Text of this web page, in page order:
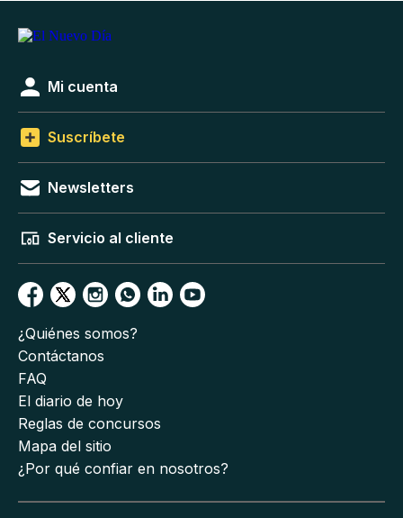
Mi cuenta
Suscríbete
Newsletters
Servicio al cliente
¿Quiénes somos?
Contáctanos
FAQ
El diario de hoy
Reglas de concursos
Mapa del sitio
¿Por qué confiar en nosotros?